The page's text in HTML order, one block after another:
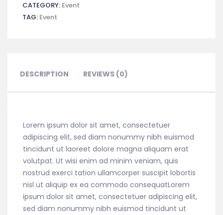
CATEGORY: Event
TAG: Event
DESCRIPTION REVIEWS (0)
Lorem ipsum dolor sit amet, consectetuer
adipiscing elit, sed diam nonummy nibh euismod
tincidunt ut laoreet dolore magna aliquam erat
volutpat. Ut wisi enim ad minim veniam, quis
nostrud exerci tation ullamcorper suscipit lobortis
nisl ut aliquip ex ea commodo consequatLorem
ipsum dolor sit amet, consectetuer adipiscing elit,
sed diam nonummy nibh euismod tincidunt ut